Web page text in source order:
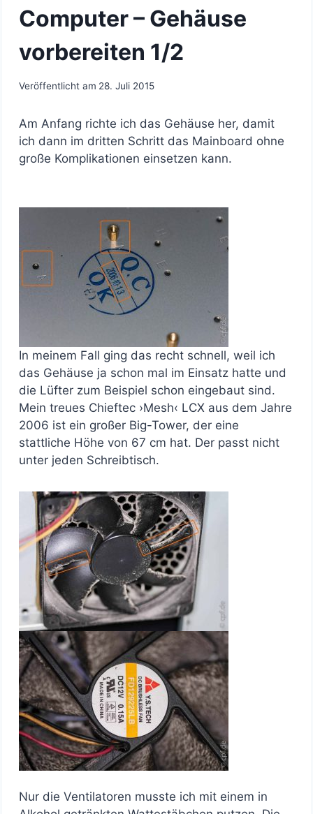
Computer – Gehäuse
vorbereiten 1/2
Veröffentlicht am 28. Juli 2015
Am Anfang richte ich das Gehäuse her, damit
ich dann im dritten Schritt das Mainboard ohne
große Komplikationen einsetzen kann.
In meinem Fall ging das recht schnell, weil ich
das Gehäuse ja schon mal im Einsatz hatte und
die Lüfter zum Beispiel schon eingebaut sind.
Mein treues Chieftec ›Mesh‹ LCX aus dem Jahre
2006 ist ein großer Big-Tower, der eine
stattliche Höhe von 67 cm hat. Der passt nicht
unter jeden Schreibtisch.
Nur die Ventilatoren musste ich mit einem in